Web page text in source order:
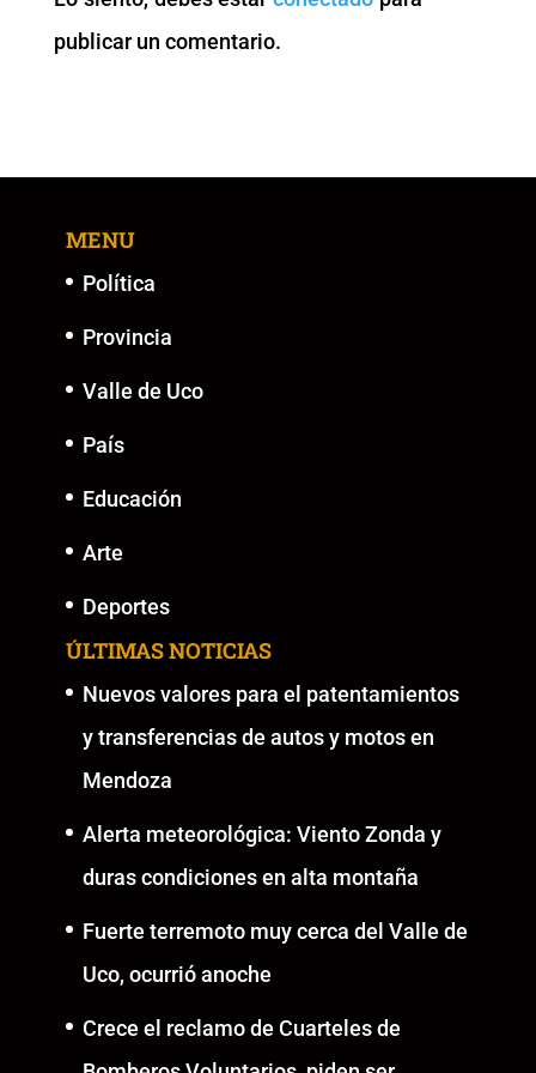
o
k
p k
er
publicar un comentario.
MENU
Política
Provincia
Valle de Uco
País
Educación
Arte
Deportes
ÚLTIMAS NOTICIAS
Nuevos valores para el patentamientos
y transferencias de autos y motos en
Mendoza
Alerta meteorológica: Viento Zonda y
duras condiciones en alta montaña
Fuerte terremoto muy cerca del Valle de
Uco, ocurrió anoche
Crece el reclamo de Cuarteles de